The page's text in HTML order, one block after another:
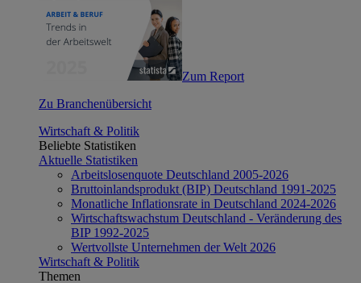
Zum Report
Zu Branchenübersicht
Wirtschaft & Politik
Beliebte Statistiken
Aktuelle Statistiken
Arbeitslosenquote Deutschland 2005-2026
Bruttoinlandsprodukt (BIP) Deutschland 1991-2025
Monatliche Inflationsrate in Deutschland 2024-2026
Wirtschaftswachstum Deutschland - Veränderung des
BIP 1992-2025
Wertvollste Unternehmen der Welt 2026
Wirtschaft & Politik
Themen